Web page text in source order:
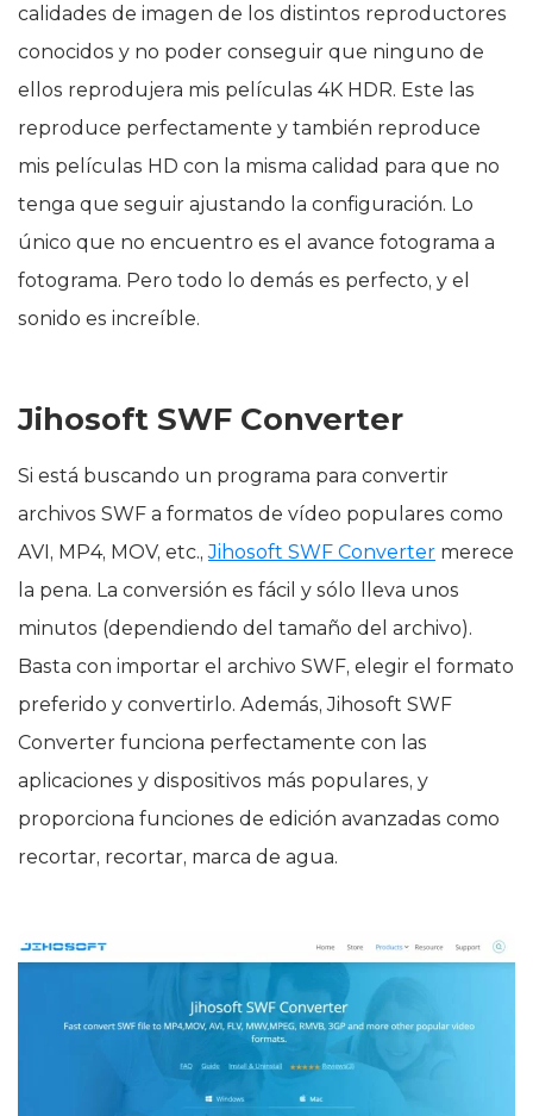
calidades de imagen de los distintos reproductores
conocidos y no poder conseguir que ninguno de
ellos reprodujera mis películas 4K HDR. Este las
reproduce perfectamente y también reproduce
mis películas HD con la misma calidad para que no
tenga que seguir ajustando la configuración. Lo
único que no encuentro es el avance fotograma a
fotograma. Pero todo lo demás es perfecto, y el
sonido es increíble.
Jihosoft SWF Converter
Si está buscando un programa para convertir
archivos SWF a formatos de vídeo populares como
AVI, MP4, MOV, etc.,Jihosoft SWF Converter merece
la pena. La conversión es fácil y sólo lleva unos
minutos (dependiendo del tamaño del archivo).
Basta con importar el archivo SWF, elegir el formato
preferido y convertirlo. Además, Jihosoft SWF
Converter funciona perfectamente con las
aplicaciones y dispositivos más populares, y
proporciona funciones de edición avanzadas como
recortar, recortar, marca de agua.